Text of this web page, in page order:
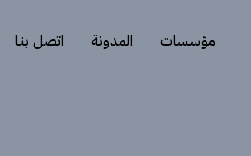
مؤسسات المدونة اتصل بنا